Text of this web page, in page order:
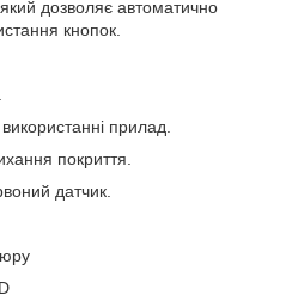
дозволяє автоматично
кнопок.
прилад.
покриття.
датчик.